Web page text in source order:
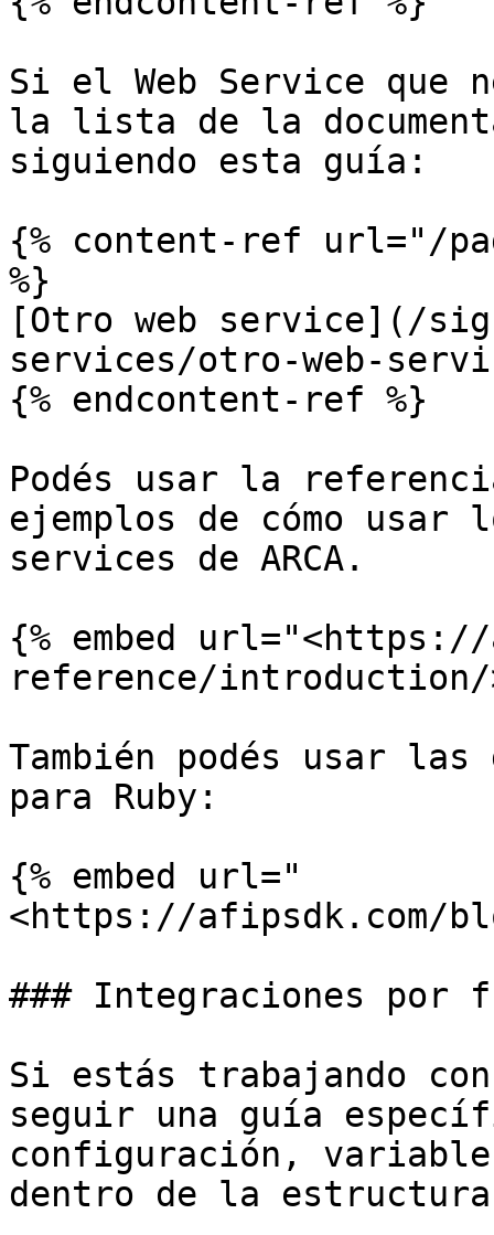
Si el Web Service que
la lista de la
siguiendo esta guía:
{% content-ref url="/
%}
[Otro web service](/
services/otro-web-
{% endcontent-ref %}
Podés usar la
ejemplos de cómo usar
services de ARCA.
{% embed
reference/introduction/
También podés usar
para Ruby:
{% embed url="
<https://afipsdk.com/
### Integraciones por
Si estás trabajando con
seguir una guía
configuración,
dentro de la